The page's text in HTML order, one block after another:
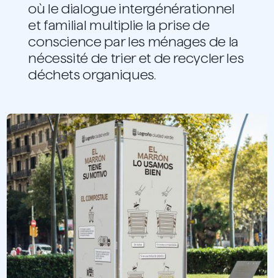
où le dialogue intergénérationnel
et familial multiplie la prise de
conscience par les ménages de la
nécessité de trier et de recycler les
déchets organiques.